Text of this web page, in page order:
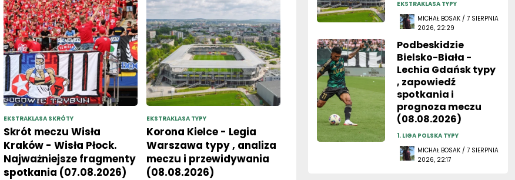
EKSTRAKLASA SKRÓTY
Skrót meczu Wisła
Kraków - Wisła Płock.
Najważniejsze fragmenty
spotkania (07.08.2026)
EKSTRAKLASA TYPY
Korona Kielce - Legia
Warszawa typy , analiza
meczu i przewidywania
(08.08.2026)
EKSTRAKLASA TYPY
MICHAŁ BOSAK / 7 SIERPNIA
2026, 22:29
Podbeskidzie
Bielsko-Biała -
Lechia Gdańsk typy
, zapowiedź
spotkania i
prognoza meczu
(08.08.2026)
1. LIGA POLSKA TYPY
MICHAŁ BOSAK / 7 SIERPNIA
2026, 22:17